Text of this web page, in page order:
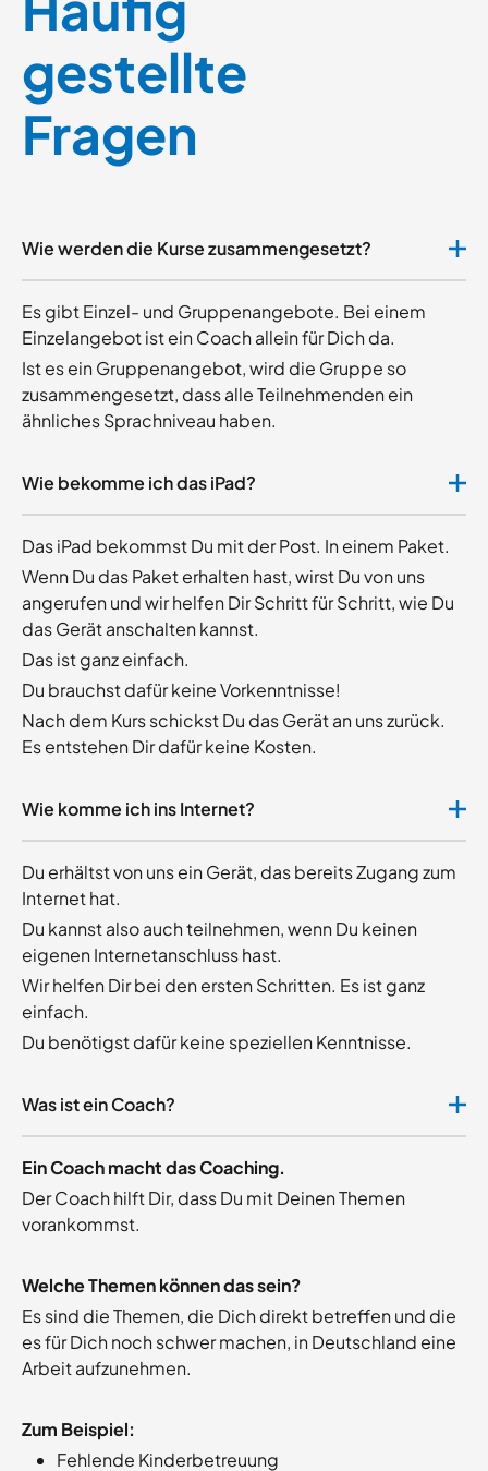
gestellte
Fragen
Wie werden die Kurse zusammengesetzt?
Es gibt Einzel- und Gruppenangebote. Bei einem
Einzelangebot ist ein Coach allein für Dich da.
Ist es ein Gruppenangebot, wird die Gruppe so
zusammengesetzt, dass alle Teilnehmenden ein
ähnliches Sprachniveau haben.
Wie bekomme ich das iPad?
Das iPad bekommst Du mit der Post. In einem Paket.
Wenn Du das Paket erhalten hast, wirst Du von uns
angerufen und wir helfen Dir Schritt für Schritt, wie Du
das Gerät anschalten kannst.
Das ist ganz einfach.
Du brauchst dafür keine Vorkenntnisse!
Nach dem Kurs schickst Du das Gerät an uns zurück.
Es entstehen Dir dafür keine Kosten.
Wie komme ich ins Internet?
Du erhältst von uns ein Gerät, das bereits Zugang zum
Internet hat.
Du kannst also auch teilnehmen, wenn Du keinen
eigenen Internetanschluss hast.
Wir helfen Dir bei den ersten Schritten. Es ist ganz
einfach.
Du benötigst dafür keine speziellen Kenntnisse.
Was ist ein Coach?
Ein Coach macht das Coaching.
Der Coach hilft Dir, dass Du mit Deinen Themen
vorankommst.
Welche Themen können das sein?
Es sind die Themen, die Dich direkt betreffen und die
es für Dich noch schwer machen, in Deutschland eine
Arbeit aufzunehmen.
Zum Beispiel:
Fehlende Kinderbetreuung